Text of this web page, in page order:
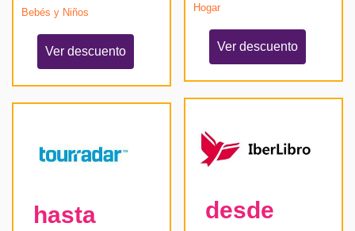
Bebés y Niños
Ver descuento
hasta
Hogar
Ver descuento
desde